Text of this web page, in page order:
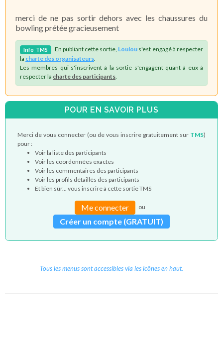
merci de ne pas sortir dehors avec les chaussures du
bowling prétée gracieusement
Info TMS En publiant cette sortie, Loulou s'est engagé à respecter
la charte des organisateurs
Les membres qui s'inscrivent à la sortie s'engagent quant à eux à
respecter la charte des participants
POUR EN SAVOIR PLUS
Merci de vous connecter (ou de vous inscrire gratuitement sur TMS)
pour :
Voir la liste des participants
Voir les coordonnées exactes
Voir les commentaires des participants
Voir les profils détaillés des participants
Et bien sûr... vous inscrire à cette sortie TMS
Me connecter ou
Créer un compte (GRATUIT)
Tous les menus sont accessibles via les icônes en haut.